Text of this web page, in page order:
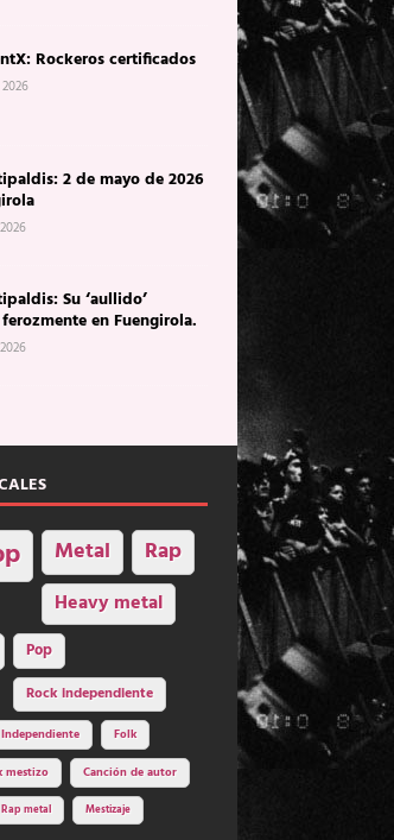
Rockeros certificados
2 de mayo de 2026
Su ‘aullido’
en Fuengirola.
Metal Rap
Heavy metal
Pop
Rock independiente
Folk
mestizo Canción de autor
Rap metal Mestizaje